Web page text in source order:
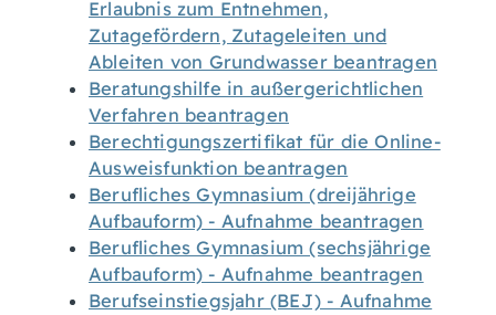
Erlaubnis zum Entnehmen,
Zutagefördern, Zutageleiten und
Ableiten von Grundwasser beantragen
Beratungshilfe in außergerichtlichen
Verfahren beantragen
Berechtigungszertifikat für die Online-
Ausweisfunktion beantragen
Berufliches Gymnasium (dreijährige
Aufbauform) - Aufnahme beantragen
Berufliches Gymnasium (sechsjährige
Aufbauform) - Aufnahme beantragen
Berufseinstiegsjahr (BEJ) - Aufnahme